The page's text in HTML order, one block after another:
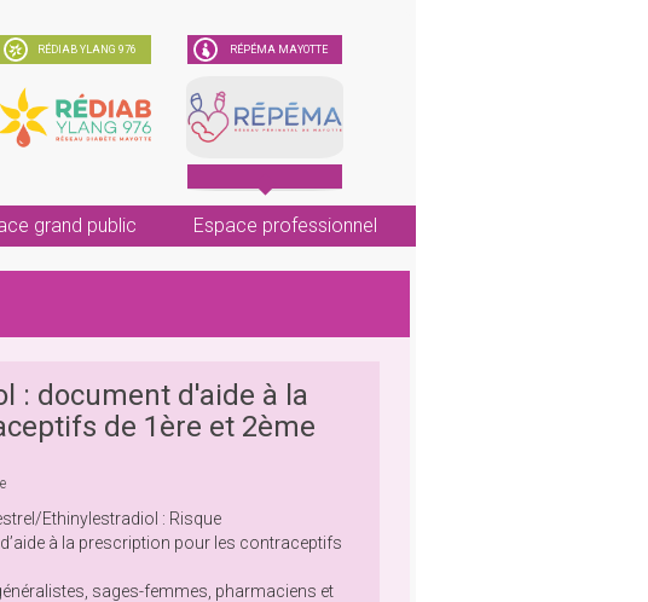
RÉDIAB YLANG 976 RÉPÉMA MAYOTTE
grand public Espace professionnel
: document d'aide à la
de 1ère et 2ème
Ethinylestradiol : Risque
à la prescription pour les contraceptifs
sages-femmes, pharmaciens et